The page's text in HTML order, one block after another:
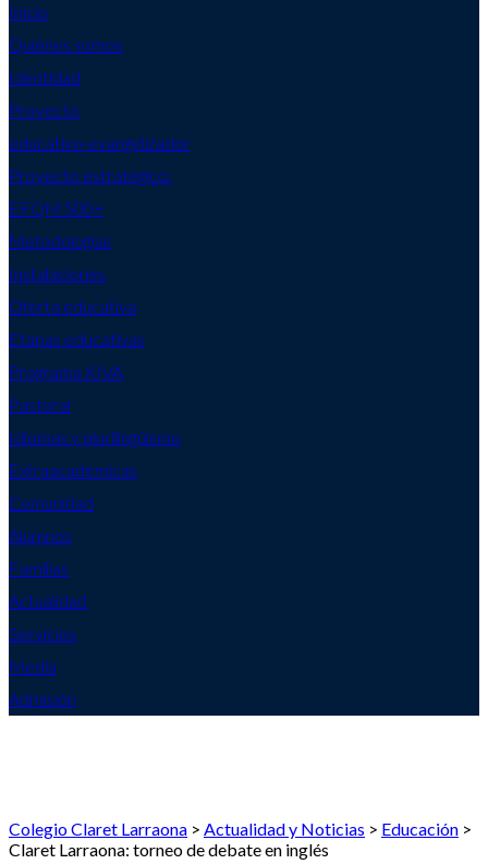
Inicio
Quiénes somos
Identidad
Proyecto
educativo-evangelizador
Proyecto estratégico:
EFQM 500+
Metodologías
Instalaciones
Oferta educativa
Etapas educativas
Programa KIVA
Pastoral
Idiomas y plurilingüismo
Extraacadémicas
Comunidad
Alumnos
Familias
Actualidad
Servicios
Media
Admisión
Colegio Claret Larraona > Actualidad y Noticias > Educación >
Claret Larraona: torneo de debate en inglés